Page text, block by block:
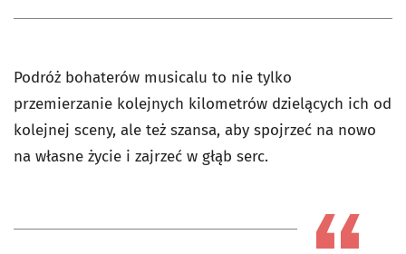
Podróż bohaterów musicalu to nie tylko
przemierzanie kolejnych kilometrów dzielących ich od
kolejnej sceny, ale też szansa, aby spojrzeć na nowo
na własne życie i zajrzeć w głąb serc.